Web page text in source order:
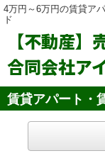
4万円～6万円の賃貸ア
ド
【不動産】
合同会社ア
賃貸アパート・